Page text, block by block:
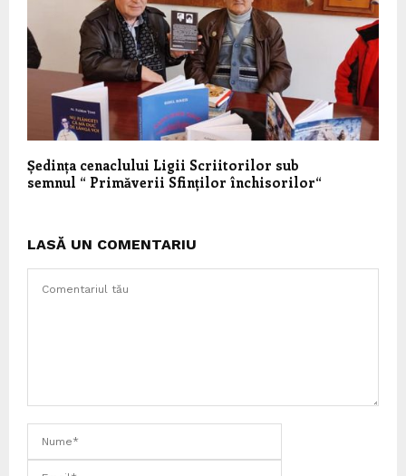
Ședința cenaclului Ligii Scriitorilor sub
semnul “ Primăverii Sfinților închisorilor“
LASĂ UN COMENTARIU